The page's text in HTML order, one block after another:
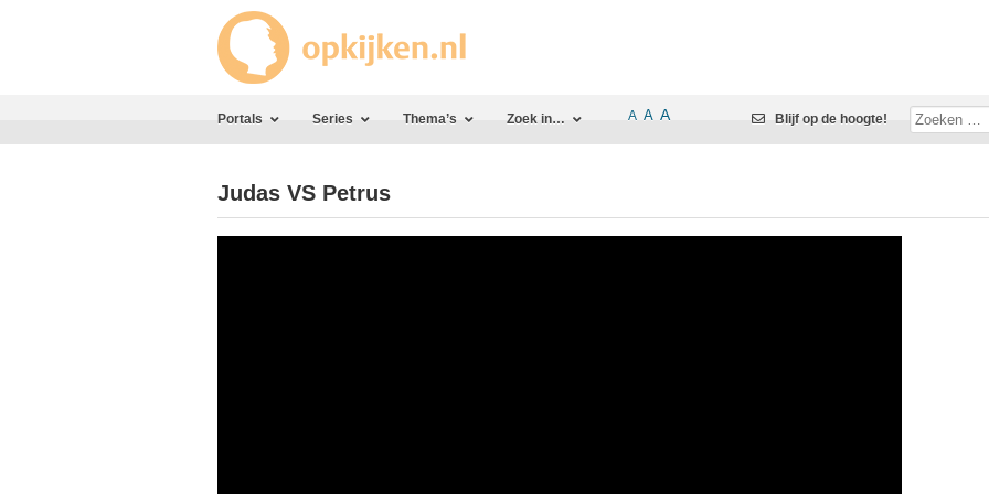
Portals Series Thema’s Zoek in… A A A Blijf op de hoogte!
Judas VS Petrus